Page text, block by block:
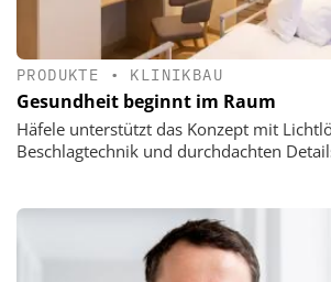
PRODUKTE • KLINIKBAU
Gesundheit beginnt im Raum
Häfele unterstützt das Konzept mit
Beschlagtechnik und durchdachten